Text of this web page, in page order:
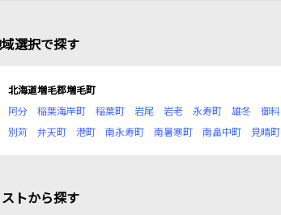
選択で探す
北海道増毛郡増毛町
阿分
稲葉海岸町 稲葉町 岩尾 岩老 永寿町 雄冬 御料
別苅
弁天町 港町 南永寿町 南暑寒町 南畠中町 見晴町
ストから探す